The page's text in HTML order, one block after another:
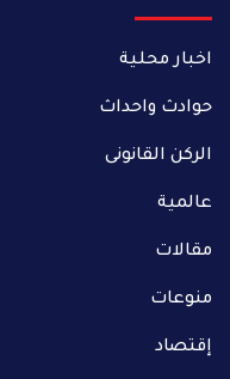
اخبار محلية
حوادث واحداث
الركن القانونى
عالمية
مقالات
منوعات
إقتصاد